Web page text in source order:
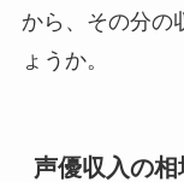
から、その分の
ょうか。
声優収入の